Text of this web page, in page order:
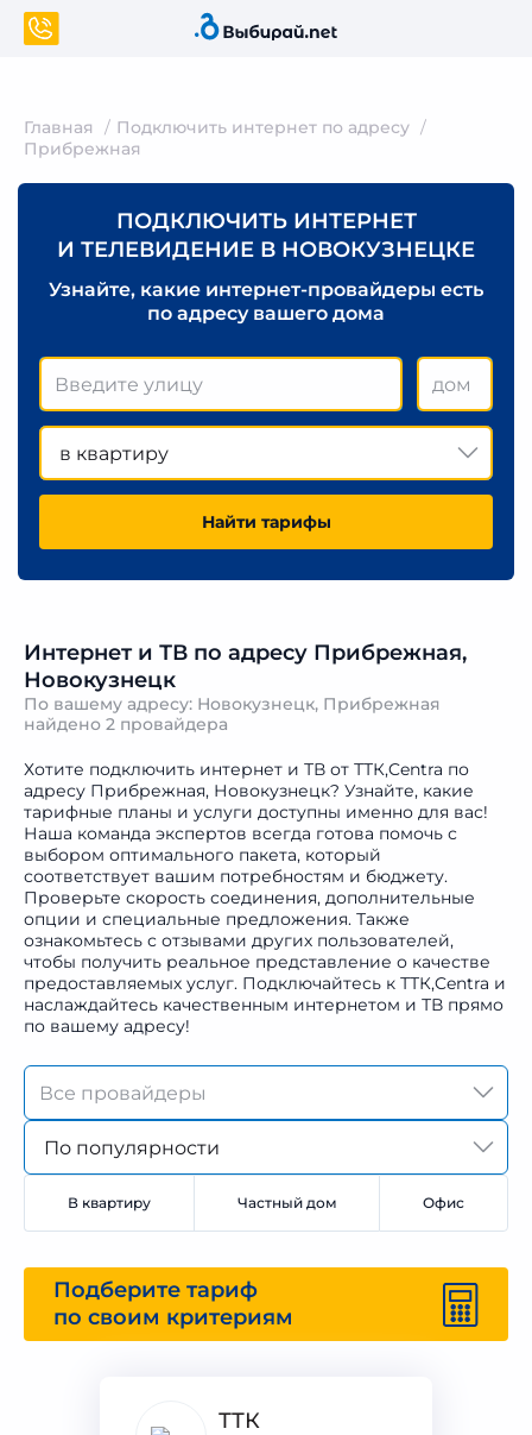
Главная
Подключить интернет по адресу
Прибрежная
ПОДКЛЮЧИТЬ ИНТЕРНЕТ
И ТЕЛЕВИДЕНИЕ В НОВОКУЗНЕЦКЕ
Узнайте, какие интернет-провайдеры есть
по адресу вашего дома
в квартиру
Найти тарифы
Интернет и ТВ по адресу Прибрежная,
Новокузнецк
По вашему адресу: Новокузнецк, Прибрежная
найдено 2 провайдера
Хотите подключить интернет и ТВ от ТТК,Centra по
адресу Прибрежная, Новокузнецк? Узнайте, какие
тарифные планы и услуги доступны именно для вас!
Наша команда экспертов всегда готова помочь с
выбором оптимального пакета, который
соответствует вашим потребностям и бюджету.
Проверьте скорость соединения, дополнительные
опции и специальные предложения. Также
ознакомьтесь с отзывами других пользователей,
чтобы получить реальное представление о качестве
предоставляемых услуг. Подключайтесь к ТТК,Centra и
наслаждайтесь качественным интернетом и ТВ прямо
по вашему адресу!
По популярности
В квартиру Частный дом Офис
Подберите тариф
по своим критериям
ТТК